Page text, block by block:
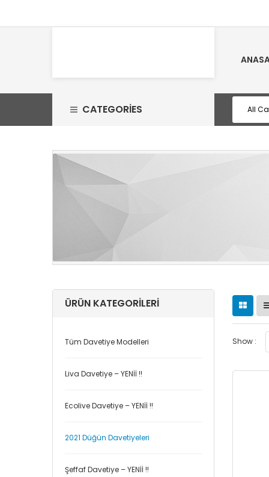
CATEGORIES
ÜRÜN KATEGORILERI
Tüm Davetiye Modelleri
Liva Davetiye – YENİİ !!
Ecolive Davetiye – YENİİ !!
2021 Düğün Davetiyeleri
Şeffaf Davetiye – YENİİ !!
Show :